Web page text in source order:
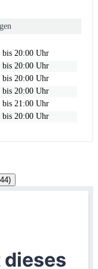
bis 20:00 Uhr
bis 20:00 Uhr
bis 20:00 Uhr
bis 20:00 Uhr
bis 21:00 Uhr
bis 20:00 Uhr